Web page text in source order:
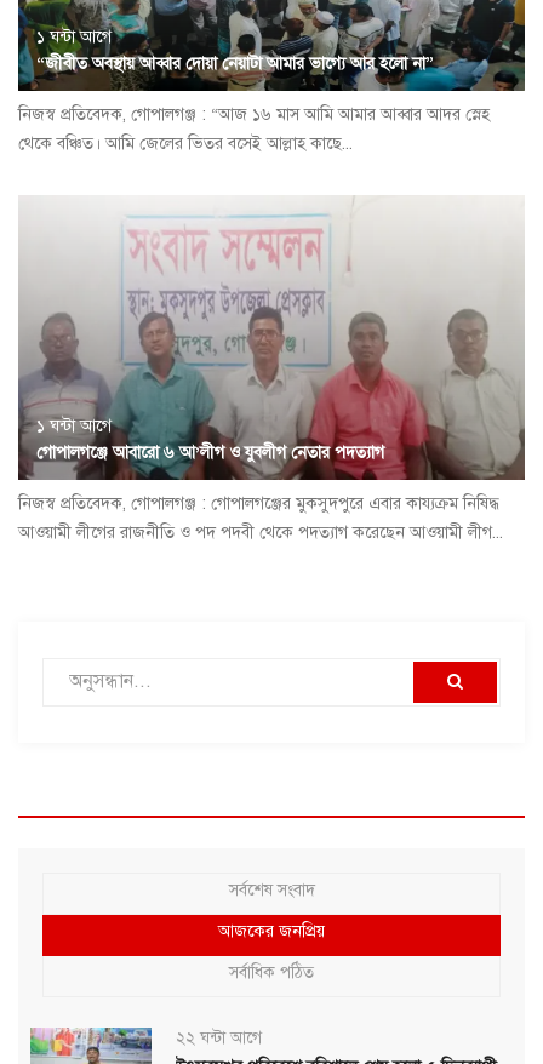
১ ঘন্টা আগে
“জীবীত অবস্থায় আব্বার দোয়া নেয়াটা আমার ভাগ্যে আর হলো না”
নিজস্ব প্রতিবেদক, গোপালগঞ্জ : “আজ ১৬ মাস আমি আমার আব্বার আদর স্নেহ
থেকে বঞ্চিত। আমি জেলের ভিতর বসেই আল্লাহ কাছে...
১ ঘন্টা আগে
গোপালগঞ্জে আবারো ৬ আ’লীগ ও যুবলীগ নেতার পদত্যাগ
নিজস্ব প্রতিবেদক, গোপালগঞ্জ : গোপালগঞ্জের মুকসুদপুরে এবার কায্যক্রম নিষিদ্ধ
আওয়ামী লীগের রাজনীতি ও পদ পদবী থেকে পদত্যাগ করেছেন আওয়ামী লীগ...
সর্বশেষ সংবাদ
আজকের জনপ্রিয়
সর্বাধিক পঠিত
২২ ঘন্টা আগে